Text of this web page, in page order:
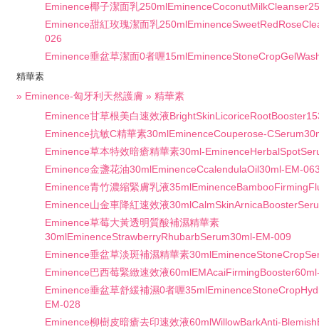
Eminence椰子潔面乳
Eminence甜紅玫瑰潔面乳
026
Eminence垂盆草潔面0者喱
精華素
» Eminence-匈牙利天然護膚 » 精華素
Eminence甘草根美白速效液
Eminence抗敏C精華素30mlEminenceCouperose-
Eminence草本特效暗瘡精華素30ml-
Eminence金盞花油30mlEminenceCcalendulaOil30ml-EM-
Eminence青竹濃縮緊膚乳液
Eminence山金車降紅速效液
Eminence草莓大黃透明質酸補濕精華素
30mlEminenceStrawberryRhubarbSerum30ml-EM-009
Eminence垂盆草淡斑補濕精華素
Eminence巴西莓緊緻速效液
Eminence垂盆草舒緩補濕0者喱
EM-028
Eminence柳樹皮暗瘡去印速效液60mlWillowBarkAnti-